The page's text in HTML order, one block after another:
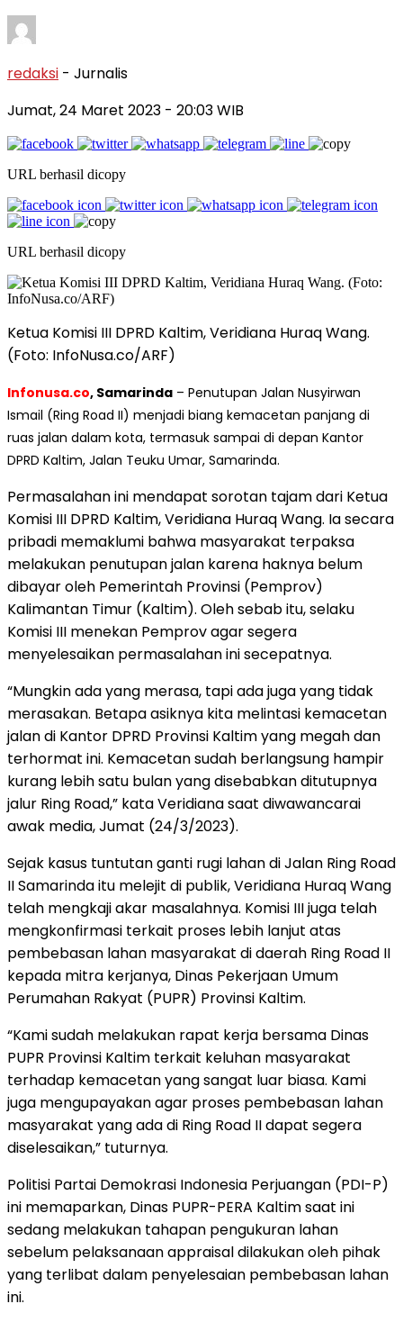
redaksi - Jurnalis
Jumat, 24 Maret 2023 - 20:03 WIB
URL berhasil dicopy
URL berhasil dicopy
Ketua Komisi III DPRD Kaltim, Veridiana Huraq Wang.
(Foto: InfoNusa.co/ARF)
Infonusa.co, Samarinda – Penutupan Jalan Nusyirwan
Ismail (Ring Road II) menjadi biang kemacetan panjang di
ruas jalan dalam kota, termasuk sampai di depan Kantor
DPRD Kaltim, Jalan Teuku Umar, Samarinda.
Permasalahan ini mendapat sorotan tajam dari Ketua
Komisi III DPRD Kaltim, Veridiana Huraq Wang. Ia secara
pribadi memaklumi bahwa masyarakat terpaksa
melakukan penutupan jalan karena haknya belum
dibayar oleh Pemerintah Provinsi (Pemprov)
Kalimantan Timur (Kaltim). Oleh sebab itu, selaku
Komisi III menekan Pemprov agar segera
menyelesaikan permasalahan ini secepatnya.
“Mungkin ada yang merasa, tapi ada juga yang tidak
merasakan. Betapa asiknya kita melintasi kemacetan
jalan di Kantor DPRD Provinsi Kaltim yang megah dan
terhormat ini. Kemacetan sudah berlangsung hampir
kurang lebih satu bulan yang disebabkan ditutupnya
jalur Ring Road,” kata Veridiana saat diwawancarai
awak media, Jumat (24/3/2023).
Sejak kasus tuntutan ganti rugi lahan di Jalan Ring Road
II Samarinda itu melejit di publik, Veridiana Huraq Wang
telah mengkaji akar masalahnya. Komisi III juga telah
mengkonfirmasi terkait proses lebih lanjut atas
pembebasan lahan masyarakat di daerah Ring Road II
kepada mitra kerjanya, Dinas Pekerjaan Umum
Perumahan Rakyat (PUPR) Provinsi Kaltim.
“Kami sudah melakukan rapat kerja bersama Dinas
PUPR Provinsi Kaltim terkait keluhan masyarakat
terhadap kemacetan yang sangat luar biasa. Kami
juga mengupayakan agar proses pembebasan lahan
masyarakat yang ada di Ring Road II dapat segera
diselesaikan,” tuturnya.
Politisi Partai Demokrasi Indonesia Perjuangan (PDI-P)
ini memaparkan, Dinas PUPR-PERA Kaltim saat ini
sedang melakukan tahapan pengukuran lahan
sebelum pelaksanaan appraisal dilakukan oleh pihak
yang terlibat dalam penyelesaian pembebasan lahan
ini.